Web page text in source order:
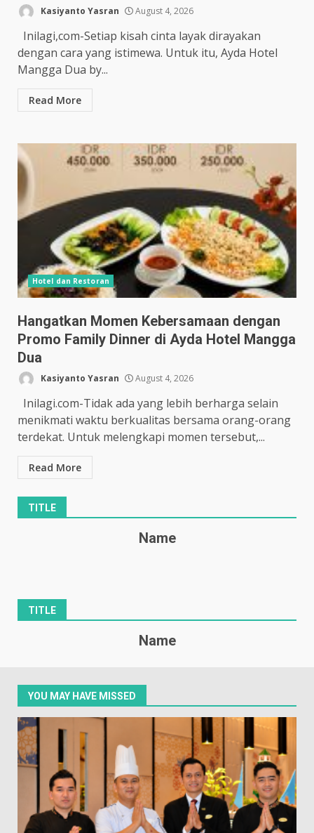
Kasiyanto Yasran August 4, 2026
Inilagi,com-Setiap kisah cinta layak dirayakan
dengan cara yang istimewa. Untuk itu, Ayda Hotel
Mangga Dua by...
Read More
Hotel dan Restoran
Hangatkan Momen Kebersamaan dengan
Promo Family Dinner di Ayda Hotel Mangga
Dua
Kasiyanto Yasran August 4, 2026
Inilagi.com-Tidak ada yang lebih berharga selain
menikmati waktu berkualitas bersama orang-orang
terdekat. Untuk melengkapi momen tersebut,...
Read More
TITLE
Name
TITLE
Name
YOU MAY HAVE MISSED